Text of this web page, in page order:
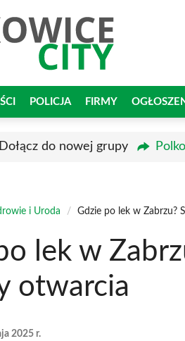
POLICJA FIRMY
Dołącz do nowej grupy
i Uroda / Gdzie po lek w Zabrzu?
lek w
otwarcia
2025 r.